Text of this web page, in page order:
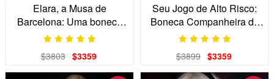
Elara, a Musa de
Barcelona: Uma boneca
realista com um olhar de
$3803 $3359
Seu Jogo de Alto Risco:
Boneca Companheira de
Silicone Inteira de 170cm
$3899 $3359